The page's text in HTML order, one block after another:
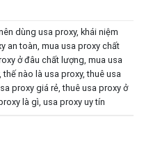
dùng usa proxy, khái niệm
an toàn, mua usa proxy chất
ở đâu chất lượng, mua usa
,thế nào là usa proxy,thuê usa
proxy giá rẻ,thuê usa proxy ở
là gì, usa proxy uy tín